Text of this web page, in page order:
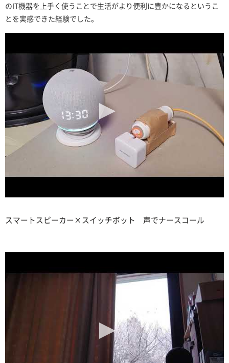
のIT機器を上手く使うことで生活がより便利に豊かになるというこ
とを実感できた経験でした。
スマートスピーカー×スイッチボット 声でナースコール